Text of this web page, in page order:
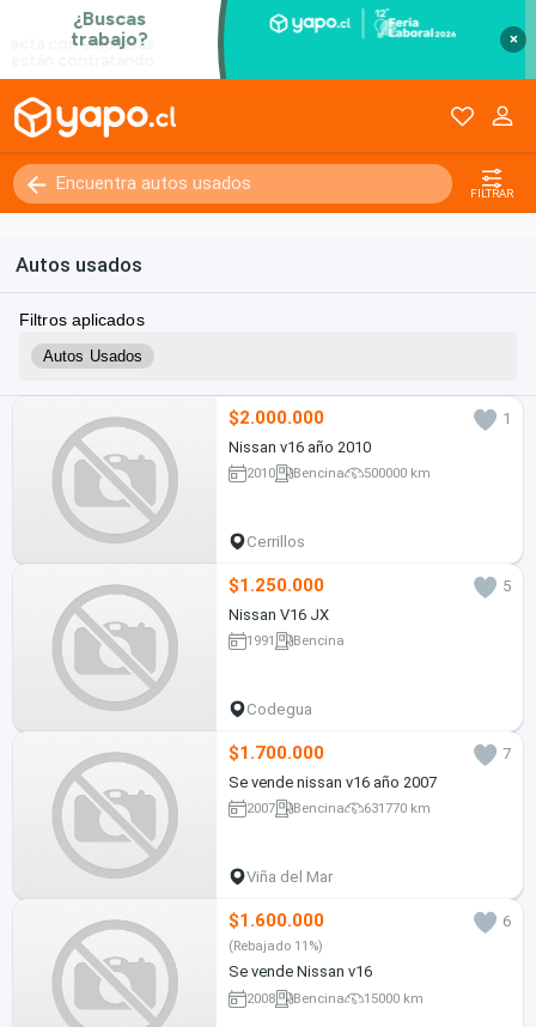
×
FILTRAR
Autos usados
Filtros aplicados
Autos Usados
$2.000.000
1
Nissan v16 año 2010
2010 Bencina 500000 km
Cerrillos
$1.250.000
5
Nissan V16 JX
1991 Bencina
Codegua
$1.700.000
7
Se vende nissan v16 año 2007
2007 Bencina 631770 km
Viña del Mar
$1.600.000 6
(Rebajado 11%)
Se vende Nissan v16
2008 Bencina 15000 km